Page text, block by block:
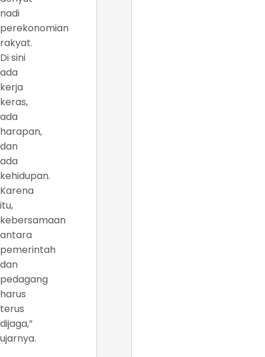
nadi
perekonomian
rakyat.
Di sini
ada
kerja
keras,
ada
harapan,
dan
ada
kehidupan.
Karena
itu,
kebersamaan
antara
pemerintah
dan
pedagang
harus
terus
dijaga,”
ujarnya.